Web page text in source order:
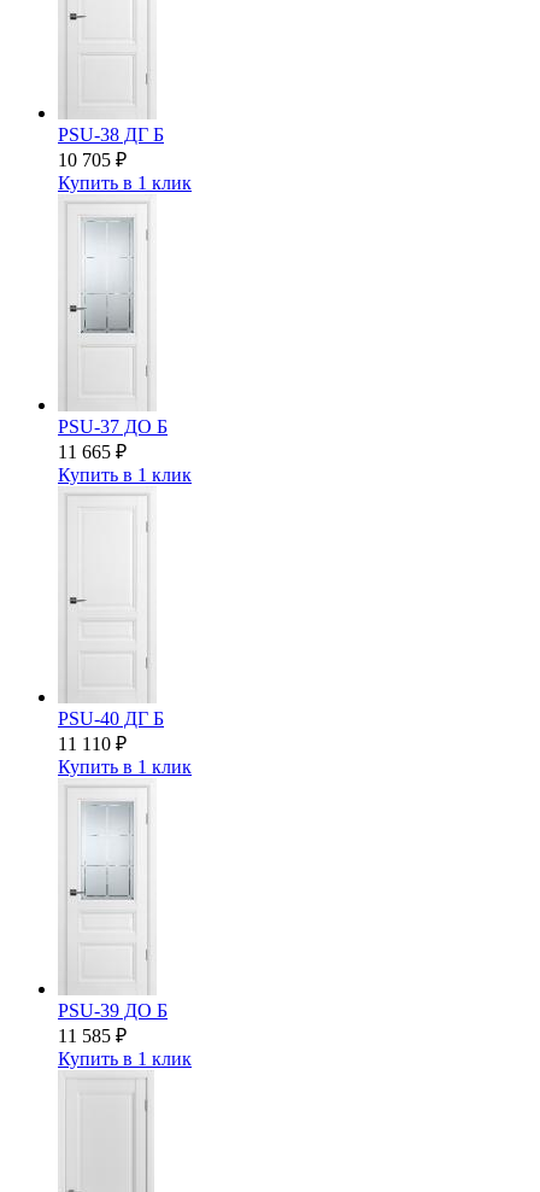
PSU-38 ДГ Б
10 705 ₽
Купить в 1 клик
PSU-37 ДО Б
11 665 ₽
Купить в 1 клик
PSU-40 ДГ Б
11 110 ₽
Купить в 1 клик
PSU-39 ДО Б
11 585 ₽
Купить в 1 клик